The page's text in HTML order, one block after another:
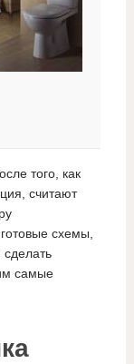
того, как
считают
схемы,
самые